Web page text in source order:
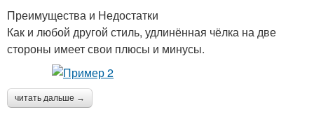
Преимущества и Недостатки
Как и любой другой стиль, удлинённая чёлка на две
стороны имеет свои плюсы и минусы.
читать дальше →